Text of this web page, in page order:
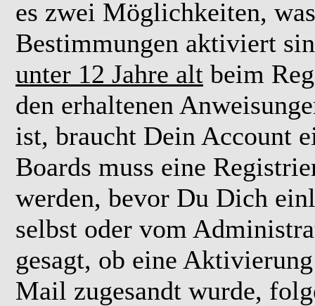
es zwei Möglichkeiten,
Bestimmungen aktiviert
unter 12 Jahre alt beim
den erhaltenen
ist, braucht Dein Account
Boards muss eine
werden, bevor Du Dich
selbst oder vom
gesagt, ob eine
Mail zugesandt wurde,